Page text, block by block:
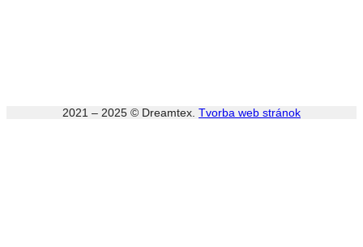
2021 – 2025 © Dreamtex. Tvorba web stránok